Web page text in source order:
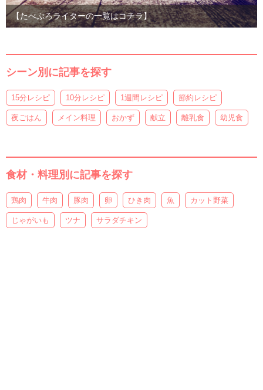
【たべぷろライターの一覧はコチラ】
シーン別に記事を探す
15分レシピ 10分レシピ 1週間レシピ 節約レシピ
夜ごはん メイン料理 おかず 献立 離乳食 幼児食
食材・料理別に記事を探す
鶏肉 牛肉 豚肉 卵 ひき肉 魚 カット野菜
じゃがいも ツナ サラダチキン